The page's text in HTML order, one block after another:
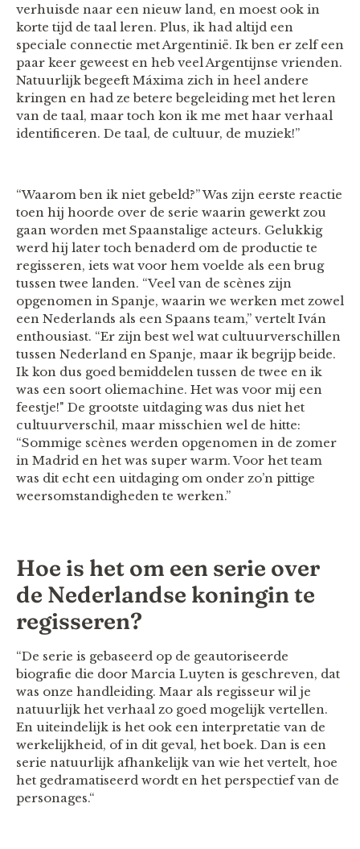
verhuisde naar een nieuw land, en moest ook in
korte tijd de taal leren. Plus, ik had altijd een
speciale connectie met Argentinië. Ik ben er zelf een
paar keer geweest en heb veel Argentijnse vrienden.
Natuurlijk begeeft Máxima zich in heel andere
kringen en had ze betere begeleiding met het leren
van de taal, maar toch kon ik me met haar verhaal
identificeren. De taal, de cultuur, de muziek!”
“Waarom ben ik niet gebeld?” Was zijn eerste reactie
toen hij hoorde over de serie waarin gewerkt zou
gaan worden met Spaanstalige acteurs. Gelukkig
werd hij later toch benaderd om de productie te
regisseren, iets wat voor hem voelde als een brug
tussen twee landen. “Veel van de scènes zijn
opgenomen in Spanje, waarin we werken met zowel
een Nederlands als een Spaans team,” vertelt Iván
enthousiast. “Er zijn best wel wat cultuurverschillen
tussen Nederland en Spanje, maar ik begrijp beide.
Ik kon dus goed bemiddelen tussen de twee en ik
was een soort oliemachine. Het was voor mij een
feestje!" De grootste uitdaging was dus niet het
cultuurverschil, maar misschien wel de hitte:
“Sommige scènes werden opgenomen in de zomer
in Madrid en het was super warm. Voor het team
was dit echt een uitdaging om onder zo’n pittige
weersomstandigheden te werken.”
Hoe is het om een serie over
de Nederlandse koningin te
regisseren?
“De serie is gebaseerd op de geautoriseerde
biografie die door Marcia Luyten is geschreven, dat
was onze handleiding. Maar als regisseur wil je
natuurlijk het verhaal zo goed mogelijk vertellen.
En uiteindelijk is het ook een interpretatie van de
werkelijkheid, of in dit geval, het boek. Dan is een
serie natuurlijk afhankelijk van wie het vertelt, hoe
het gedramatiseerd wordt en het perspectief van de
personages.“